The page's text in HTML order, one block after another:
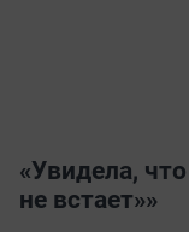
«Увидела,
не встает»»